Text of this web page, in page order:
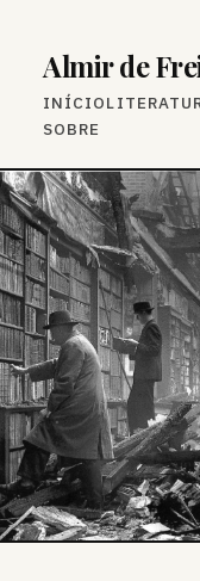
Almir de
INÍCIO
SOBRE